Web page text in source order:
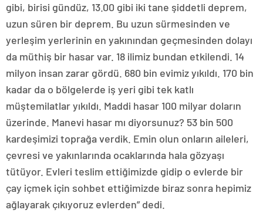
gibi, birisi gündüz, 13.00 gibi iki tane şiddetli deprem,
uzun süren bir deprem. Bu uzun sürmesinden ve
yerleşim yerlerinin en yakınından geçmesinden dolayı
da müthiş bir hasar var. 18 ilimiz bundan etkilendi. 14
milyon insan zarar gördü. 680 bin evimiz yıkıldı. 170 bin
kadar da o bölgelerde iş yeri gibi tek katlı
müştemilatlar yıkıldı. Maddi hasar 100 milyar doların
üzerinde. Manevi hasar mı diyorsunuz? 53 bin 500
kardeşimizi toprağa verdik. Emin olun onların aileleri,
çevresi ve yakınlarında ocaklarında hala gözyaşı
tütüyor. Evleri teslim ettiğimizde gidip o evlerde bir
çay içmek için sohbet ettiğimizde biraz sonra hepimiz
ağlayarak çıkıyoruz evlerden” dedi.